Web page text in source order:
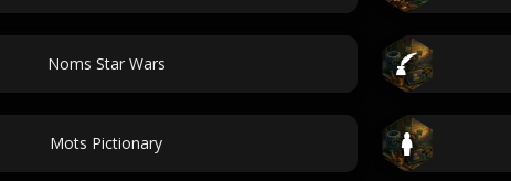
Noms Star Wars
Mots Pictionary